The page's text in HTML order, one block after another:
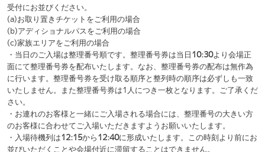
《配信サイトについて》
・本イベントのオンライン配信は配信プラットフォーム「SPWN」で行
います。。
・配信をご覧いただく方は予め配信プラットフォームにアカウント登録
をしていただく必要がございます。
・ こちらのページから配信を視聴できることをご確認の上、オンライン
チケットを購入していただきますようお願いいたします。
・中国の一部地域を除き日本国外からでも配信をご覧いただくことがで
きます。
《オンラインチケット販売について》
・オンラインチケットの購入は、
①出場チームから購入する方法
②配信プラットフォームから購入する方法
以上の2通りございます(配信プラットフォームは こちら)。